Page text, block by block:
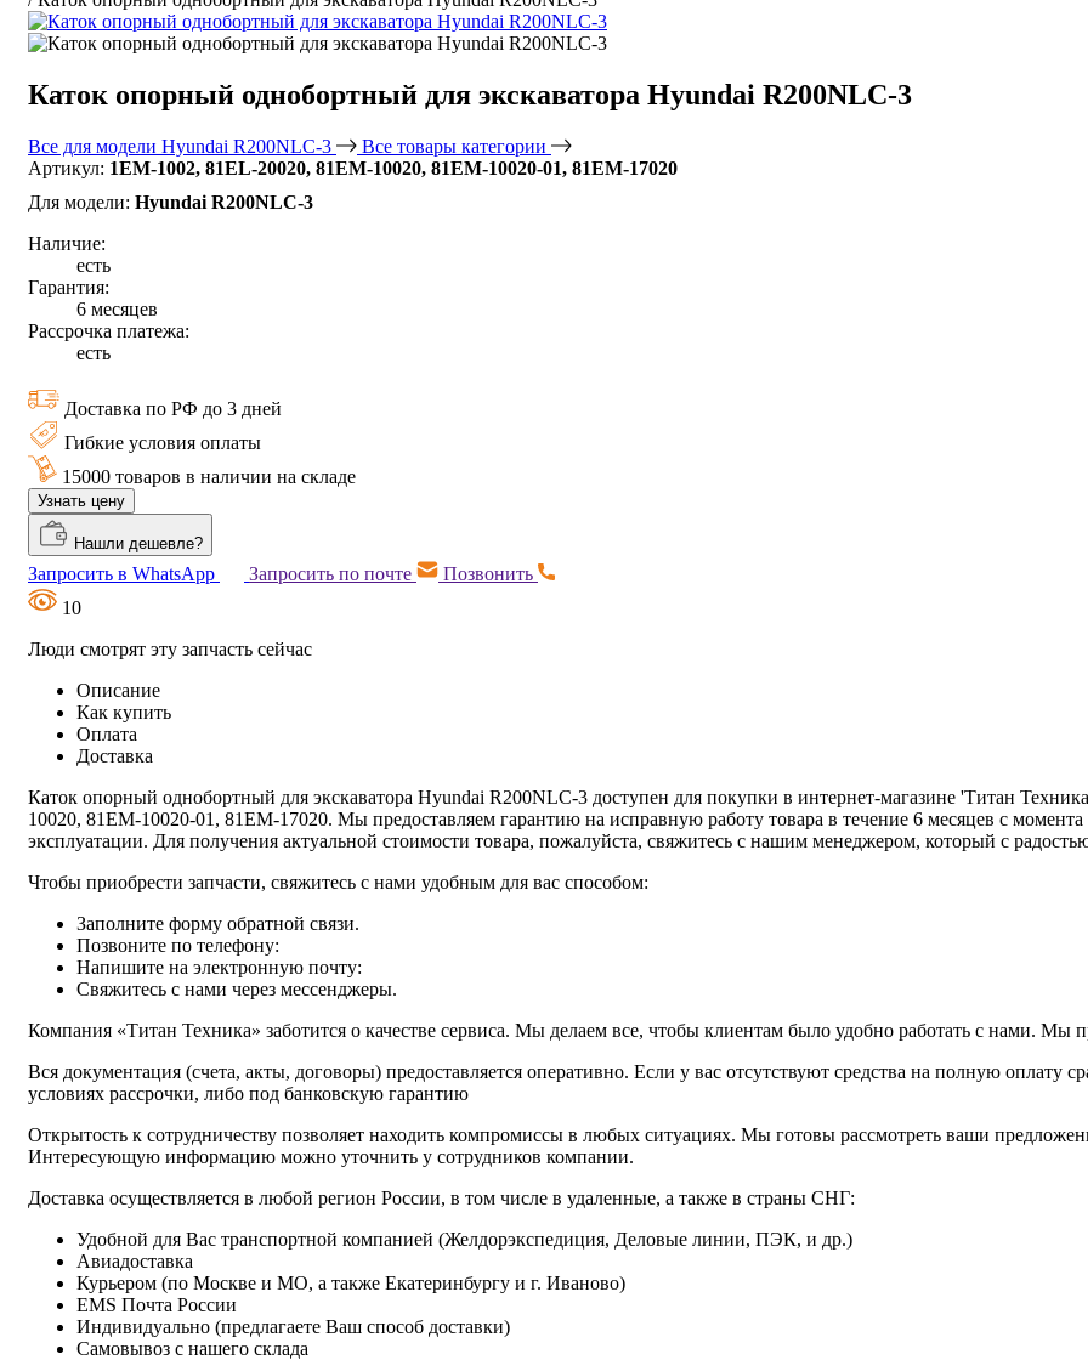
Каток опорный однобортный для экскаватора Hyundai R200NLC-3
Все для модели Hyundai R200NLC-3
Все товары категории
Артикул: 1EM-1002, 81EL-20020, 81EM-10020, 81EM-10020-01, 81EM-17020
Для модели: Hyundai R200NLC-3
Наличие:
есть
Гарантия:
6 месяцев
Рассрочка платежа:
есть
Доставка по РФ до 3 дней
Гибкие условия оплаты
15000 товаров в наличии на складе
Узнать цену
Нашли дешевле?
Запросить в WhatsApp Запросить по почте
Позвонить
10
Люди смотрят эту запчасть сейчас
Описание
Как купить
Оплата
Доставка
Каток опорный однобортный для экскаватора Hyundai R200NLC-3 доступен для покупки в интернет-магазине 'Титан
10020, 81EM-10020-01, 81EM-17020. Мы предоставляем гарантию на исправную работу товара в течение 6 месяцев с
эксплуатации. Для получения актуальной стоимости товара, пожалуйста, свяжитесь с нашим менеджером, который с
Чтобы приобрести запчасти, свяжитесь с нами удобным для вас способом:
Заполните форму обратной связи.
Позвоните по телефону:
Напишите на электронную почту:
Свяжитесь с нами через мессенджеры.
Компания «Титан Техника» заботится о качестве сервиса. Мы делаем все, чтобы клиентам было удобно работать с нами. Мы
Вся документация (счета, акты, договоры) предоставляется оперативно. Если у вас отсутствуют средства на полную оплату
условиях рассрочки, либо под банковскую гарантию
Открытость к сотрудничеству позволяет находить компромиссы в любых ситуациях. Мы готовы рассмотреть ваши
Интересующую информацию можно уточнить у сотрудников компании.
Доставка осуществляется в любой регион России, в том числе в удаленные, а также в страны СНГ:
Удобной для Вас транспортной компанией (Желдорэкспедиция, Деловые линии, ПЭК, и др.)
Авиадоставка
Курьером (по Москве и МО, а также Екатеринбургу и г. Иваново)
EMS Почта России
Индивидуально (предлагаете Ваш способ доставки)
Самовывоз с нашего склада